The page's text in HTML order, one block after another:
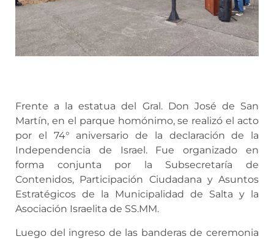
Frente a la estatua del Gral. Don José de San
Martín, en el parque homónimo, se realizó el acto
por el 74° aniversario de la declaración de la
Independencia de Israel. Fue organizado en
forma conjunta por la Subsecretaría de
Contenidos, Participación Ciudadana y Asuntos
Estratégicos de la Municipalidad de Salta y la
Asociación Israelita de SS.MM.
Luego del ingreso de las banderas de ceremonia